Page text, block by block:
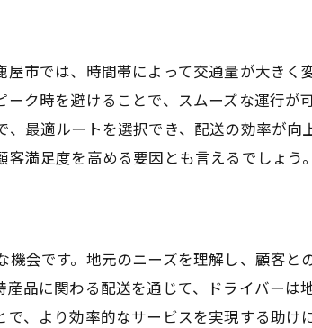
市では、時間帯によって交通量が大きく
ク時を避けることで、スムーズな運行が
最適ルートを選択でき、配送の効率が向
満足度を高める要因とも言えるでしょう。
会です。地元のニーズを理解し、顧客と
品に関わる配送を通じて、ドライバーは
、より効率的なサービスを実現する助け